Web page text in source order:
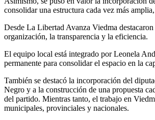
consolidar una estructura cada vez más
Desde La Libertad Avanza Viedma
organización, la transparencia y la eficiencia.
El equipo local está integrado por Leonela
permanente para consolidar el espacio en la
También se destacó la incorporación del
Negro y a la construcción de una propuesta
del partido. Mientras tanto, el trabajo en
municipales, provinciales y nacionales.